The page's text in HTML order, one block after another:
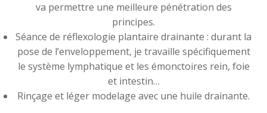
va permettre une meilleure pénétration des
principes.
Séance de réflexologie plantaire drainante : durant la
pose de l’enveloppement, je travaille spécifiquement
le système lymphatique et les émonctoires rein, foie
et intestin…
Rinçage et léger modelage avec une huile drainante.